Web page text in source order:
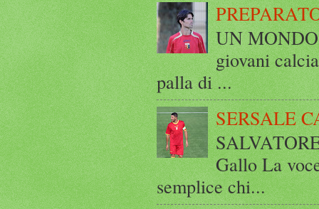
UN
giovani
palla di ...
SERSALE
Gallo La
semplice chi...